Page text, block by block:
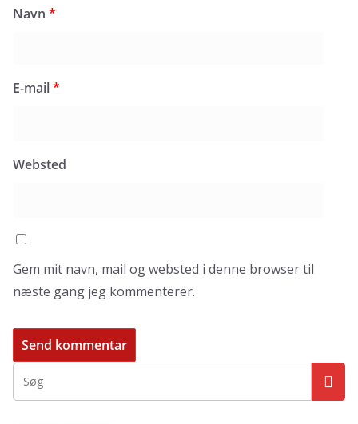
Navn *
E-mail*
Websted
Gem mit navn, mail og websted i denne browser til
næste gang jeg kommenterer.